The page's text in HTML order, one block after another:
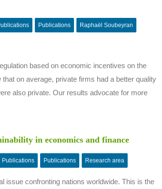
Publications Raphaël Soubeyran
based on economic incentives on the
on average, private firms had a better quality
also private. Our results advocate for more
in economics and finance
Publications Publications Research area
issue confronting nations worldwide. This is the